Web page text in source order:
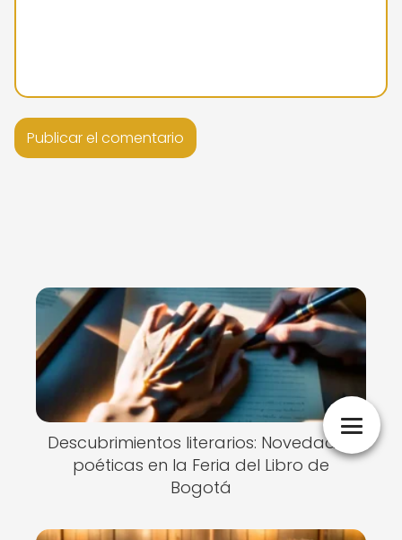
Descubrimientos literarios: Novedades
poéticas en la Feria del Libro de
Bogotá